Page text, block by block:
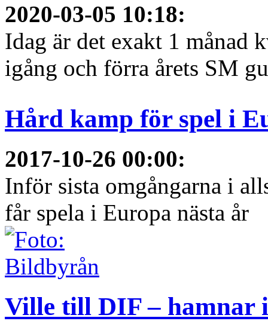
2020-03-05 10:18:
Idag är det exakt 1 månad
igång och förra årets SM
Hård kamp för spel i
2017-10-26 00:00:
Inför sista omgångarna i
får spela i Europa nästa år
Ville till DIF – hamnar